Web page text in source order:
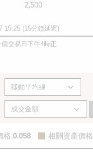
2,500
15:25 (15分鐘延遲)
交易日下午4時正
格:0.058 相關資產價格